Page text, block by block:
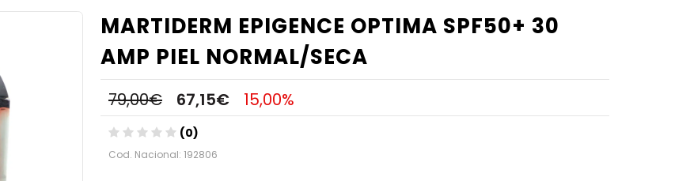
MARTIDERM EPIGENCE OPTIMA SPF50+ 30
AMP PIEL NORMAL/SECA
79,00€ 67,15€ 15,00%
(0)
Cod. Nacional: 192806